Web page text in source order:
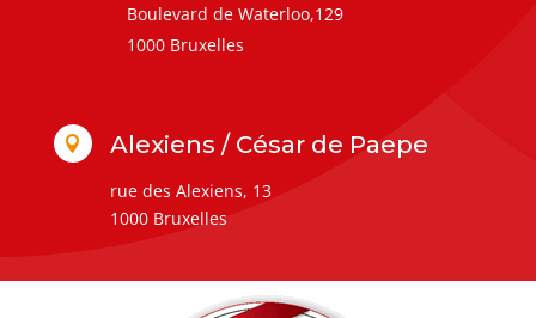
Boulevard de Waterloo,129
1000 Bruxelles
 Alexiens / César de Paepe
rue des Alexiens, 13
1000 Bruxelles